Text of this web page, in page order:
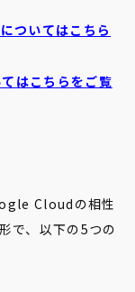
ついてはこちら
はこちらをご覧
Cloudの相性
で、以下の5つの